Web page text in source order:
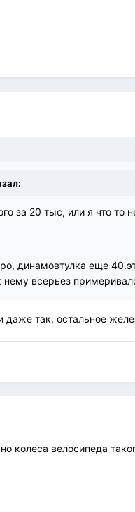
за 20 тыс, или я что то
динамовтулка еще
всерьез
так, остальное
колеса велосипеда